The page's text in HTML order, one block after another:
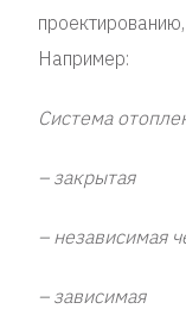
Например:
Система
– закрытая
– независимая
– зависимая